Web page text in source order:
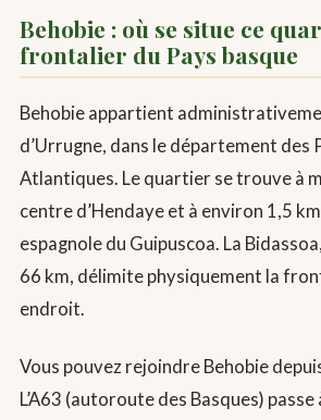
Behobie : où se situe ce
frontalier du Pays basque
Behobie appartient
d’Urrugne, dans le département des
Atlantiques. Le quartier se trouve à
centre d’Hendaye et à environ 1,5
espagnole du Guipuscoa. La
66 km, délimite physiquement la
endroit.
Vous pouvez rejoindre Behobie
L’A63 (autoroute des Basques)